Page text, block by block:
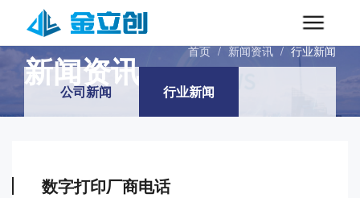
INFORMATIONS
新闻资讯 首页 / 新闻资讯 / 行业新闻
公司新闻 行业新闻
数字打印厂商电话